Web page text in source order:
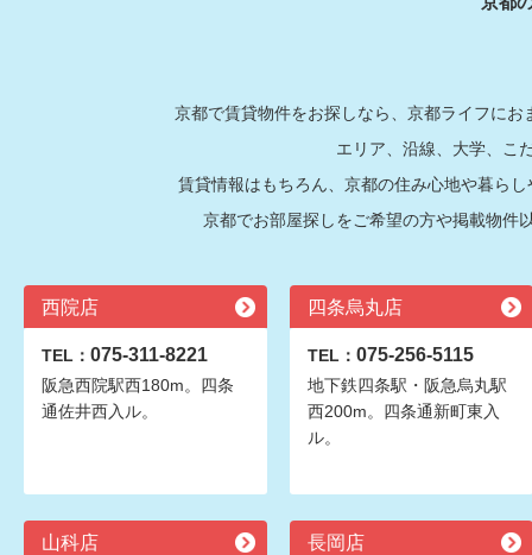
京都で賃貸物件をお探しなら、京都ライフに
エリア、沿線、大学、こ
賃貸情報はもちろん、京都の住み心地や暮ら
京都でお部屋探しをご希望の方や掲載物件
西院店
TEL： 075-311-8221
阪急西院駅西180m。四条
通佐井西入ル。
四条烏丸店
TEL： 075-256-5115
地下鉄四条駅・阪急烏丸駅
西200m。四条通新町東入
ル。
山科店 長岡店